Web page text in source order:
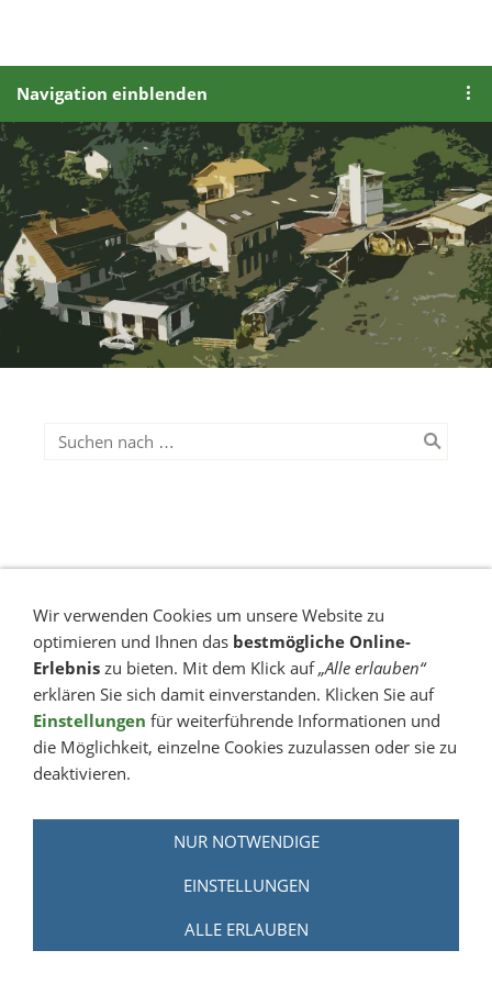
Navigation einblenden
CookiesDatenschutzImpressum
Gewerbepark Steinmann - Bensheim-Gronau
© Holger Steinmann 2026
Wir verwenden Cookies um unsere Website zu
optimieren und Ihnen das bestmögliche Online-
Erlebnis zu bieten. Mit dem Klick auf„Alle erlauben“
erklären Sie sich damit einverstanden. Klicken Sie auf
Einstellungen für weiterführende Informationen und
die Möglichkeit, einzelne Cookies zuzulassen oder sie zu
deaktivieren.
NUR NOTWENDIGE
EINSTELLUNGEN
ALLE ERLAUBEN